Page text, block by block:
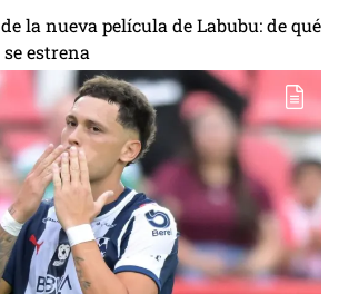
la nueva película de Labubu: de qué
estrena